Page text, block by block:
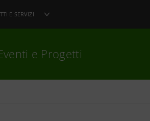
E SERVIZI
e Progetti